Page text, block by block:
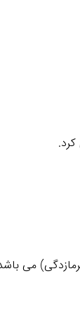
کرد.
می